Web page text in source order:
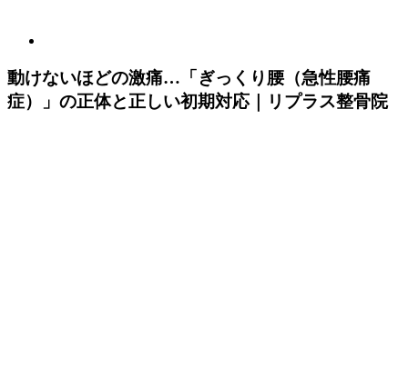
動けないほどの激痛…「ぎっくり腰（急性腰痛
症）」の正体と正しい初期対応｜リプラス整骨院